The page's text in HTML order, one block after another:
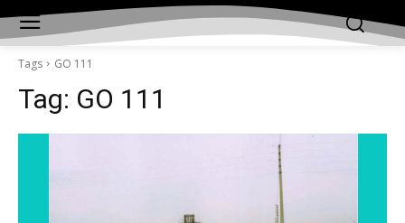
Tags GO 111
Tag: GO 111